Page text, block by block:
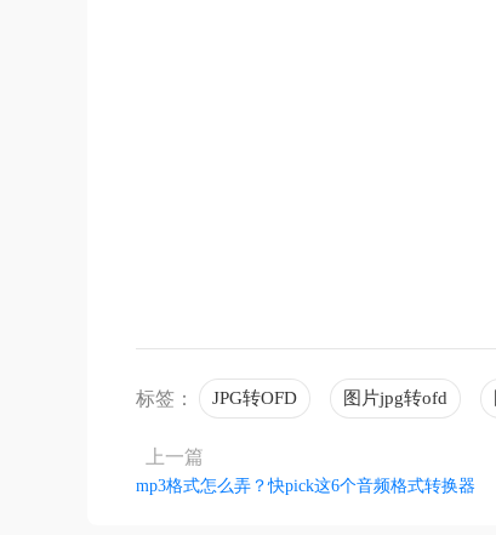
标签： JPG转OFD 图片jpg转ofd
上一篇
mp3格式怎么弄？快pick这6个音频格式转换器